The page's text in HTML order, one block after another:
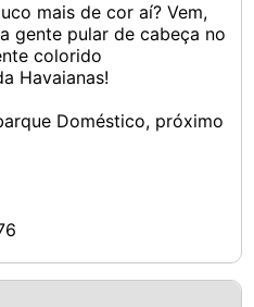
mais de cor aí? Vem,
gente pular de cabeça no
colorido
Havaianas!
Doméstico, próximo